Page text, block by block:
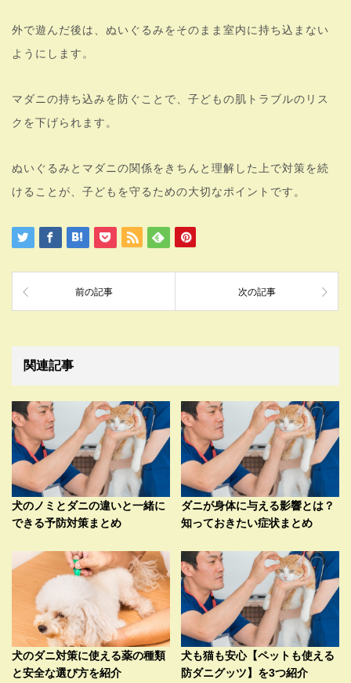
外で遊んだ後は、ぬいぐるみをそのまま室内に持ち込まない
ようにします。
マダニの持ち込みを防ぐことで、子どもの肌トラブルのリス
クを下げられます。
ぬいぐるみとマダニの関係をきちんと理解した上で対策を続
けることが、子どもを守るための大切なポイントです。
前の記事 次の記事
関連記事
犬のノミとダニの違いと一緒に
できる予防対策まとめ
ダニが身体に与える影響とは？
知っておきたい症状まとめ
犬のダニ対策に使える薬の種類
と安全な選び方を紹介
犬も猫も安心【ペットも使える
防ダニグッツ】を3つ紹介